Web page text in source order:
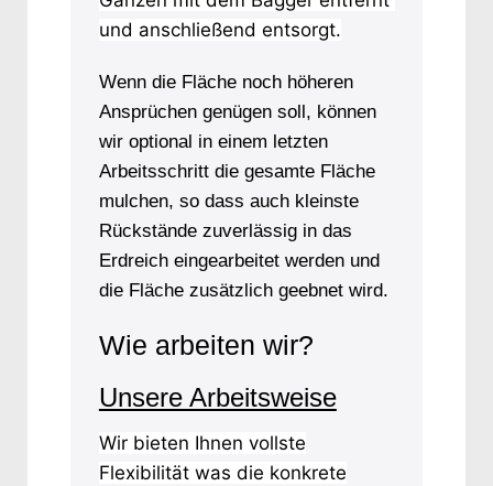
und anschließend entsorgt.
Wenn die Fläche noch höheren
Ansprüchen genügen soll, können
wir optional in einem letzten
Arbeitsschritt die gesamte Fläche
mulchen, so dass auch kleinste
Rückstände zuverlässig in das
Erdreich eingearbeitet werden und
die Fläche zusätzlich geebnet wird.
Wie arbeiten wir?
Unsere Arbeitsweise
Wir bieten Ihnen vollste
Flexibilität was die konkrete